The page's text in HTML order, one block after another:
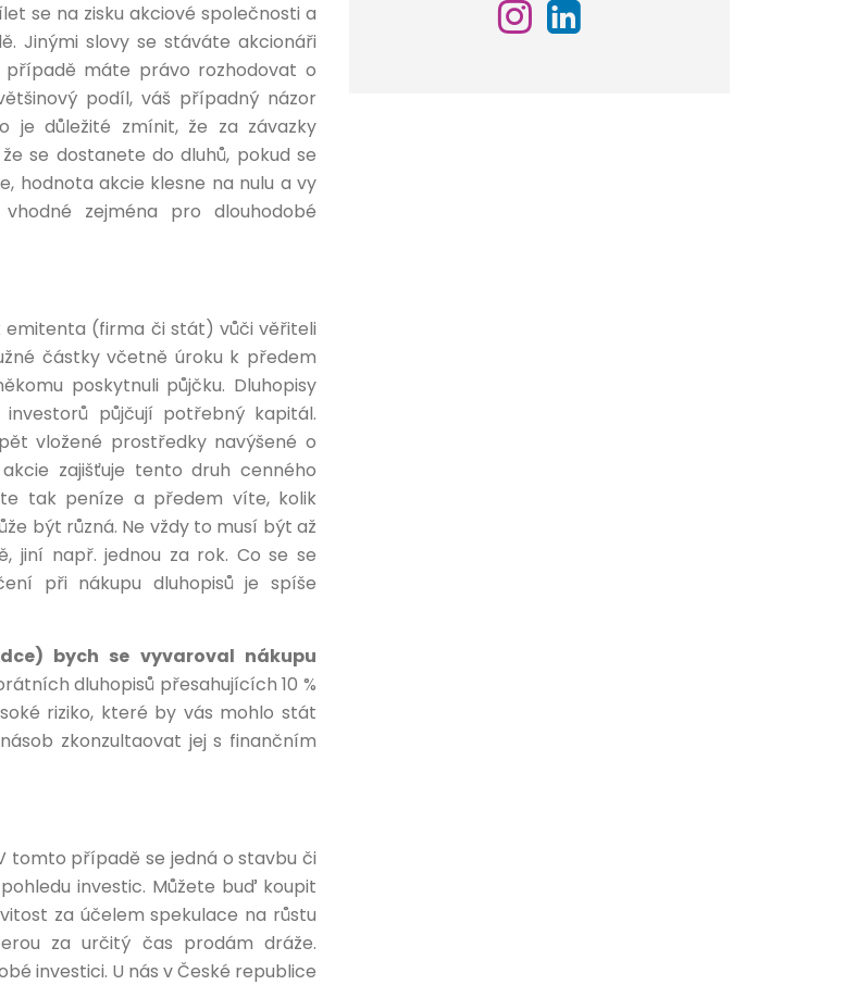
se na zisku akciové společnosti a
Jinými slovy se stáváte akcionáři
máte právo rozhodovat o
podíl, váš případný názor
je důležité zmínit, že za závazky
se dostanete do dluhů, pokud se
hodnota akcie klesne na nulu a vy
zejména pro dlouhodobé
emitenta (firma či stát) vůči věřiteli
částky včetně úroku k předem
poskytnuli půjčku. Dluhopisy
půjčují potřebný kapitál.
vložené prostředky navýšené o
zajišťuje tento druh cenného
tak peníze a předem víte, kolik
být různá. Ne vždy to musí být až
jiní např. jednou za rok. Co se se
při nákupu dluhopisů je spíše
bych se vyvaroval nákupu
dluhopisů přesahujících 10 %
riziko, které by vás mohlo stát
zkonzultaovat jej s finančním
tomto případě se jedná o stavbu či
investic. Můžete buď koupit
za účelem spekulace na růstu
za určitý čas prodám dráže.
investici. U nás v České republice